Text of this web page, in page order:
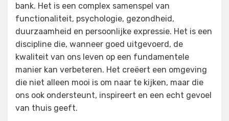
bank. Het is een complex samenspel van
functionaliteit, psychologie, gezondheid,
duurzaamheid en persoonlijke expressie. Het is een
discipline die, wanneer goed uitgevoerd, de
kwaliteit van ons leven op een fundamentele
manier kan verbeteren. Het creëert een omgeving
die niet alleen mooi is om naar te kijken, maar die
ons ook ondersteunt, inspireert en een echt gevoel
van thuis geeft.